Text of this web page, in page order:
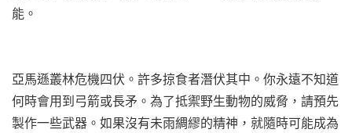
能。
亞馬遜叢林危機四伏。許多掠食者潛伏其中。你永遠不知道
何時會用到弓箭或長矛。為了抵禦野生動物的威脅，請預先
製作一些武器。如果沒有未雨綢繆的精神，就隨時可能成為